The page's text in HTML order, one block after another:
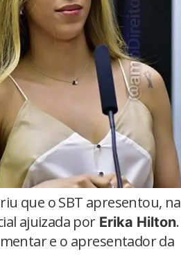
que o SBT apresentou, na
ajuizada porErika Hilton.
e o apresentador da